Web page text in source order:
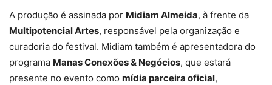
A produção é assinada por Midiam Almeida, à frente da
Multipotencial Artes, responsável pela organização e
curadoria do festival. Midiam também é apresentadora do
programa Manas Conexões & Negócios, que estará
presente no evento como mídia parceira oficial,